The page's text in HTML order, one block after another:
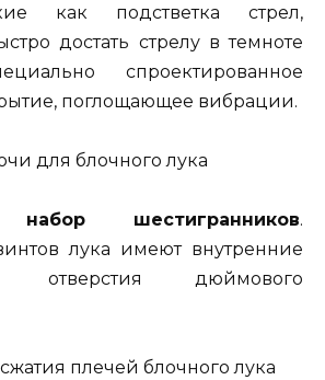
как подстветка стрел,
достать стрелу в темноте
спроектированное
поглощающее вибрации.
шестигранников.
лука имеют внутренние
отверстия дюймового